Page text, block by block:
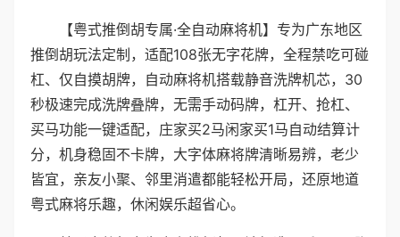
【粤式推倒胡专属·全自动麻将机】专为广东地区
推倒胡玩法定制，适配108张无字花牌，全程禁吃可碰
杠、仅自摸胡牌，自动麻将机搭载静音洗牌机芯，30
秒极速完成洗牌叠牌，无需手动码牌，杠开、抢杠、
买马功能一键适配，庄家买2马闲家买1马自动结算计
分，机身稳固不卡牌，大字体麻将牌清晰易辨，老少
皆宜，亲友小聚、邻里消遣都能轻松开局，还原地道
粤式麻将乐趣，休闲娱乐超省心。